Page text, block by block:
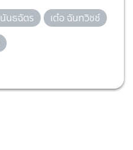
นธฉัตร
เต๋อ ฉันทวิชช์